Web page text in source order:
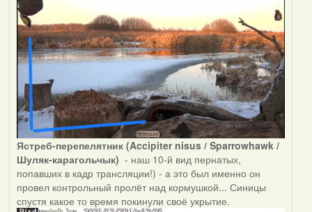
Ястреб-перепелятник (Accipiter nisus / Sparrowhawk /
Шуляк-карагольчык) - наш 10-й вид пернатых,
попавших в кадр трансляции!) - а это был именно он
провел контрольный пролёт над кормушкой... Синицы
спустя какое то время покинули своё укрытие.